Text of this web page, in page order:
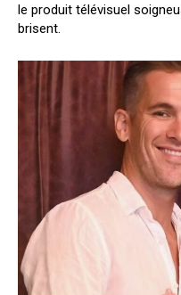
le produit télévisuel
brisent.